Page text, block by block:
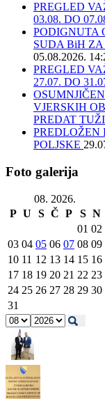
PREGLED
03.08. DO
PODIGNUTA
SUDA BiH
05.08.2026.
PREGLED
27.07. DO
VJERSKIH
PREDAT
PREDLOŽEN
POLJSKE
Foto galerija
08. 2026.
P U S Č P S N
01 02
03 04 05 06 07 08 09
10 11 12 13 14 15 16
17 18 19 20 21 22 23
24 25 26 27 28 29 30
31